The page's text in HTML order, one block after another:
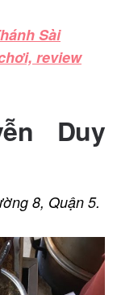
Sài
review
Duy
8, Quận 5.